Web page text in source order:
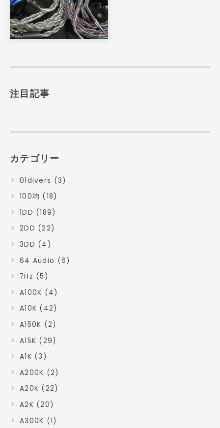
注目記事
カテゴリー
01divers (3)
100均 (18)
1DD (189)
2DD (22)
3DD (4)
64 Audio (6)
7Hz (5)
A100K (4)
A10K (42)
A150K (2)
A15K (29)
A1K (3)
A200K (2)
A20K (22)
A2K (20)
A300K (1)